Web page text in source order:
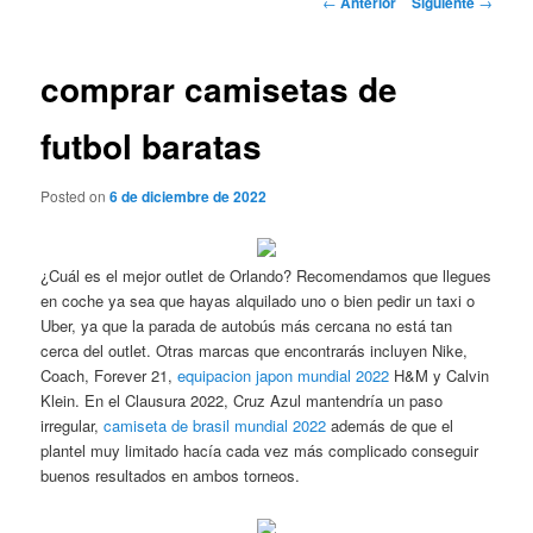
comprar camisetas de
futbol baratas
Posted on6 de diciembre de 2022
¿Cuál es el mejor outlet de Orlando? Recomendamos que llegues
en coche ya sea que hayas alquilado uno o bien pedir un taxi o
Uber, ya que la parada de autobús más cercana no está tan
cerca del outlet. Otras marcas que encontrarás incluyen Nike,
Coach, Forever 21,equipacion japon mundial 2022 H&M y Calvin
Klein. En el Clausura 2022, Cruz Azul mantendría un paso
irregular,camiseta de brasil mundial 2022 además de que el
plantel muy limitado hacía cada vez más complicado conseguir
buenos resultados en ambos torneos.